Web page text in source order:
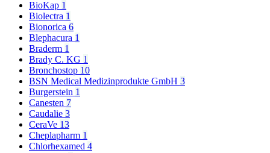
BioKap 1
Biolectra 1
Bionorica 6
Blephacura 1
Braderm 1
Brady C. KG 1
Bronchostop 10
BSN Medical Medizinprodukte GmbH 3
Burgerstein 1
Canesten 7
Caudalie 3
CeraVe 13
Cheplapharm 1
Chlorhexamed 4